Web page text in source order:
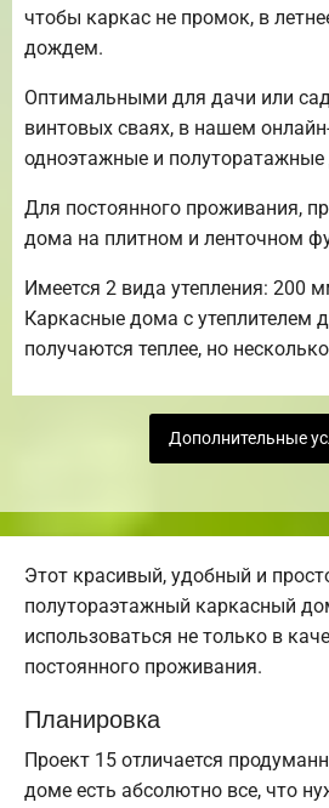
чтобы каркас не промок, в
дождем.
Оптимальными для дачи или
винтовых сваях, в нашем
одноэтажные и
Для постоянного проживания,
дома на плитном и ленточном
Имеется 2 вида утепления: 200
Каркасные дома с утеплителем
получаются теплее, но
Дополнительные
Этот красивый, удобный и
полутораэтажный каркасный
использоваться не только в
постоянного проживания.
Планировка
Проект 15 отличается
доме есть абсолютно все, что